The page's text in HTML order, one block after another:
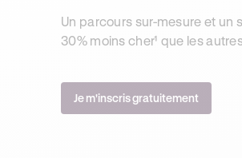
Un parcours sur-mesure et un
30% moins cher¹ que les
Je m'inscris gratuitement